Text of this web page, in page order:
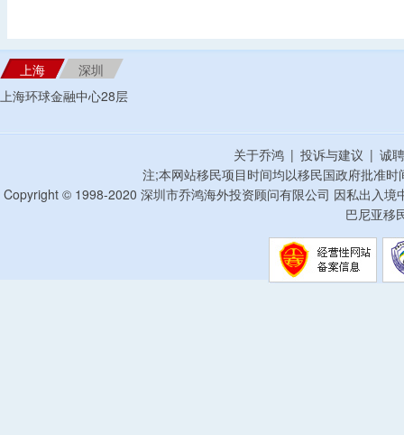
上海
深圳
上海环球金融中心28层
关于乔鸿 | 投诉与建议 | 诚
注;本网站移民项目时间均以移民国政府批准
Copyright © 1998-2020 深圳市乔鸿海外投资顾问有限公司 因私出入
巴尼亚移